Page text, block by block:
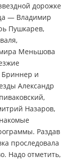
дорожке
— Владимир
Пушкарев,
Меньшова
Бриннер и
Александр
Назаров,
Раздав
проследовала
Надо отметить,